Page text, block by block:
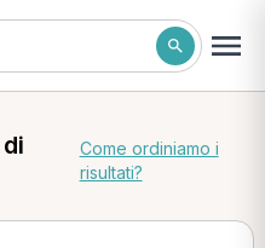
Come ordiniamo i
risultati?